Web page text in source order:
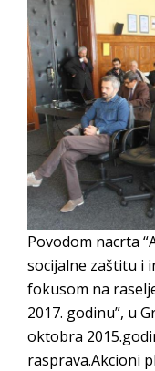
Od 27.
pomoć
Zahtjev
JAVNI
Povodom nacrta
socijalne zaštitu i
fokusom na
2017. godinu”, u
oktobra
rasprava.Akcioni